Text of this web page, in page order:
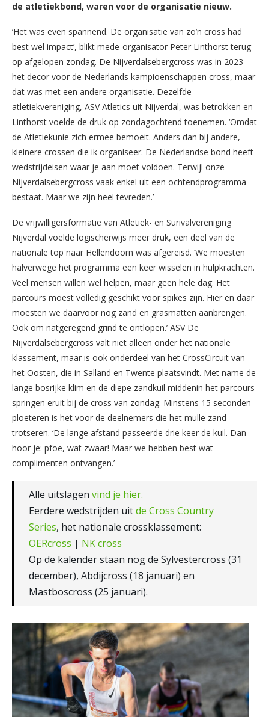
de atletiekbond, waren voor de organisatie nieuw.
‘Het was even spannend. De organisatie van zo’n cross had
best wel impact’, blikt mede-organisator Peter Linthorst terug
op afgelopen zondag. De Nijverdalsebergcross was in 2023
het decor voor de Nederlands kampioenschappen cross, maar
dat was met een andere organisatie. Dezelfde
atletiekvereniging, ASV Atletics uit Nijverdal, was betrokken en
Linthorst voelde de druk op zondagochtend toenemen. ‘Omdat
de Atletiekunie zich ermee bemoeit. Anders dan bij andere,
kleinere crossen die ik organiseer. De Nederlandse bond heeft
wedstrijdeisen waar je aan moet voldoen. Terwijl onze
Nijverdalsebergcross vaak enkel uit een ochtendprogramma
bestaat. Maar we zijn heel tevreden.’
De vrijwilligersformatie van Atletiek- en Surivalvereniging
Nijverdal voelde logischerwijs meer druk, een deel van de
nationale top naar Hellendoorn was afgereisd. ‘We moesten
halverwege het programma een keer wisselen in hulpkrachten.
Veel mensen willen wel helpen, maar geen hele dag. Het
parcours moest volledig geschikt voor spikes zijn. Hier en daar
moesten we daarvoor nog zand en grasmatten aanbrengen.
Ook om natgeregend grind te ontlopen.’ ASV De
Nijverdalsebergcross valt niet alleen onder het nationale
klassement, maar is ook onderdeel van het CrossCircuit van
het Oosten, die in Salland en Twente plaatsvindt. Met name de
lange bosrijke klim en de diepe zandkuil middenin het parcours
springen eruit bij de cross van zondag. Minstens 15 seconden
ploeteren is het voor de deelnemers die het mulle zand
trotseren. ‘De lange afstand passeerde drie keer de kuil. Dan
hoor je: pfoe, wat zwaar! Maar we hebben best wat
complimenten ontvangen.’
Alle uitslagen vind je hier.
Eerdere wedstrijden uitde Cross Country
Series, het nationale crossklassement:
OERcross | NK cross
Op de kalender staan nog de Sylvestercross (31
december), Abdijcross (18 januari) en
Mastboscross (25 januari).